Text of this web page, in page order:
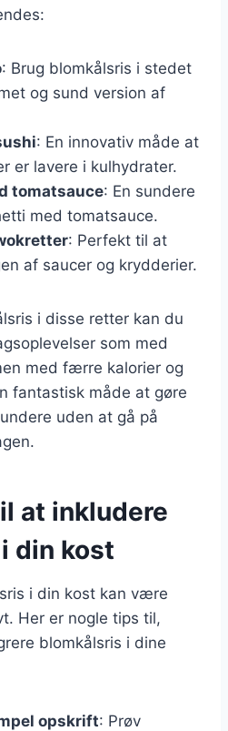
: Brug blomkålsris i stedet
og sund version af
: En innovativ måde at
er lavere i kulhydrater.
tomatsauce: En sundere
med tomatsauce.
: Perfekt til at
af saucer og krydderier.
i disse retter kan du
som med
med færre kalorier og
fantastisk måde at gøre
uden at gå på
at inkludere
din kost
i din kost kan være
Her er nogle tips til,
blomkålsris i dine
opskrift: Prøv